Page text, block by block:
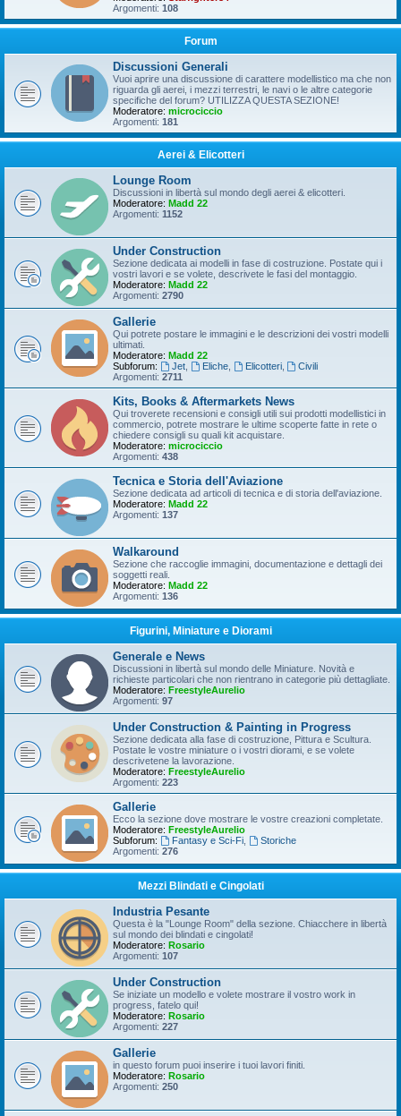
Argomenti: 108
Forum
Discussioni Generali
Vuoi aprire una discussione di carattere modellistico ma che non
riguarda gli aerei, i mezzi terrestri, le navi o le altre categorie
specifiche del forum? UTILIZZA QUESTA SEZIONE!
Moderatore: microciccio
Argomenti: 181
Aerei & Elicotteri
Lounge Room
Discussioni in libertà sul mondo degli aerei & elicotteri.
Moderatore: Madd 22
Argomenti: 1152
Under Construction
Sezione dedicata ai modelli in fase di costruzione. Postate qui i
vostri lavori e se volete, descrivete le fasi del montaggio.
Moderatore: Madd 22
Argomenti: 2790
Gallerie
Qui potrete postare le immagini e le descrizioni dei vostri modelli
ultimati.
Moderatore: Madd 22
Subforum:
Jet, Eliche, Elicotteri,
Civili
Argomenti: 2711
Kits, Books & Aftermarkets News
Qui troverete recensioni e consigli utili sui prodotti modellistici in
commercio, potrete mostrare le ultime scoperte fatte in rete o
chiedere consigli su quali kit acquistare.
Moderatore: microciccio
Argomenti: 438
Tecnica e Storia dell'Aviazione
Sezione dedicata ad articoli di tecnica e di storia dell'aviazione.
Moderatore: Madd 22
Argomenti: 137
Walkaround
Sezione che raccoglie immagini, documentazione e dettagli dei
soggetti reali.
Moderatore: Madd 22
Argomenti: 136
Figurini, Miniature e Diorami
Generale e News
Discussioni in libertà sul mondo delle Miniature. Novità e
richieste particolari che non rientrano in categorie più dettagliate.
Moderatore: FreestyleAurelio
Argomenti: 97
Under Construction & Painting in Progress
Sezione dedicata alla fase di costruzione, Pittura e Scultura.
Postate le vostre miniature o i vostri diorami, e se volete
descrivetene la lavorazione.
Moderatore: FreestyleAurelio
Argomenti: 223
Gallerie
Ecco la sezione dove mostrare le vostre creazioni completate.
Moderatore: FreestyleAurelio
Subforum:
Fantasy e Sci-Fi,
Storiche
Argomenti: 276
Mezzi Blindati e Cingolati
Industria Pesante
Questa è la "Lounge Room" della sezione. Chiacchere in libertà
sul mondo dei blindati e cingolati!
Moderatore: Rosario
Argomenti: 107
Under Construction
Se iniziate un modello e volete mostrare il vostro work in
progress, fatelo qui!
Moderatore: Rosario
Argomenti: 227
Gallerie
in questo forum puoi inserire i tuoi lavori finiti.
Moderatore: Rosario
Argomenti: 250